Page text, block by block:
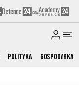
Polityka Gospodarka